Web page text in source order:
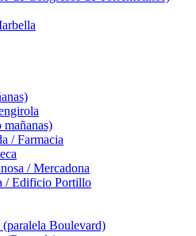
/ Farmacia
/ Mercadona
/ Edificio Portillo
Boulevard)